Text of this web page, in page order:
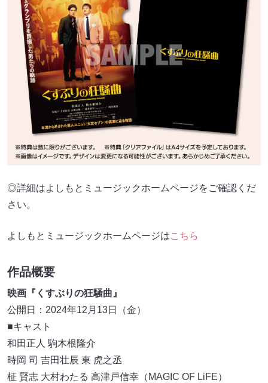
◎詳細はよしもとミュージックホームページをご確認くだ
さい。
よしもとミュージックホームページはこちら
作品概要
映画『くすぶりの狂騒曲』
公開日：2024年12月13日（金）
■キャスト
和田正人 駒木根隆介
時岡 司 吉田壮辰 東 虎之丞
柾 賢志 大村わたる 高津戸信幸（MAGIC OF LiFE）